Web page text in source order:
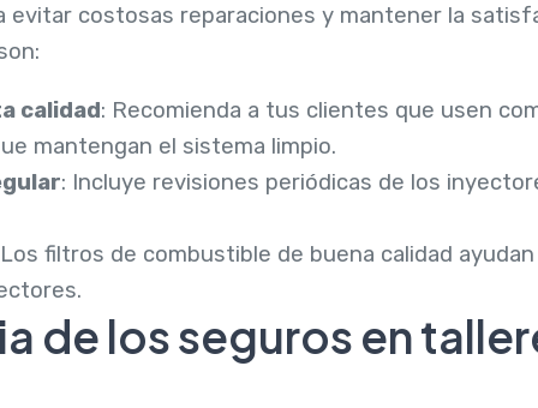
evitar costosas reparaciones y mantener la
calidad: Recomienda a tus clientes que usen
mantengan el sistema limpio.
: Incluye revisiones periódicas de los
filtros de combustible de buena calidad
de los seguros en